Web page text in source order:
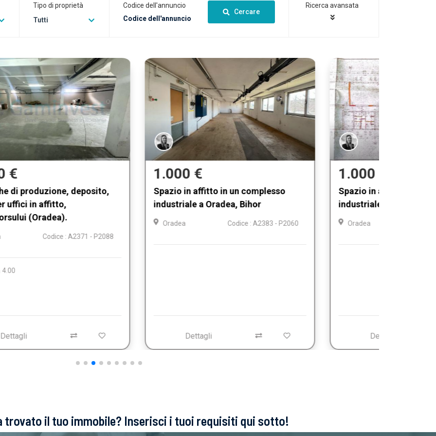
Tipo di proprietà
Tutti
Codice dell'annuncio
Cercare
Ricerca avansata
Spazio in affitto in un complesso
industriale a Oradea, Bihor
Oradea Codice : A2383 - P2060
Dettagli
Spazio in affitto in un complesso
industriale a Oradea, Bihor
Oradea Codice : A2383 - P2059
Dettagli
trovato il tuo immobile? Inserisci i tuoi requisiti qui sotto!